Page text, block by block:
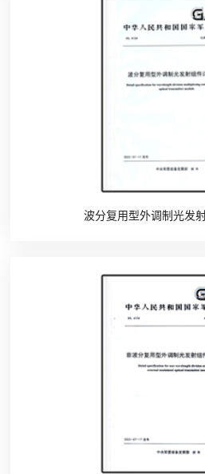
波分复用型外调制光发